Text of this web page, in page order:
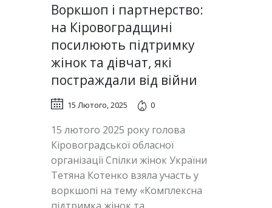
Воркшоп і партнерство:
на Кіровоградщині
посилюють підтримку
жінок та дівчат, які
постраждали від війни
15 Лютого, 2025 0
15 лютого 2025 року голова
Кіровоградської обласної
організації Спілки жінок України
Тетяна Котенко взяла участь у
воркшопі на тему «Комплексна